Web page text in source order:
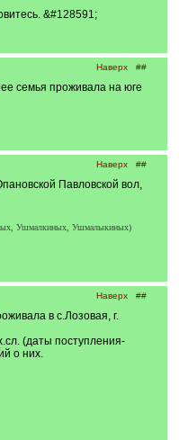
&#128591;
Наверх ##
семья проживала на юге
Наверх ##
Павловской вол,
Ушмалкиных, Ушмалыкиных)
Наверх ##
в с.Лозовая, г.
(даты поступления-
о них.